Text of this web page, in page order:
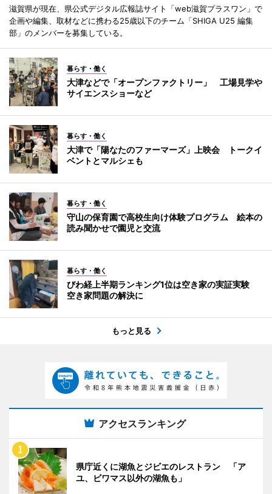
滋賀県が現在、県公式デジタル広報誌サイト「web滋賀プラスワン」で
企画や編集、取材などに携わる25歳以下のチーム「SHIGA U25 編集
部」のメンバーを募集している。
暮らす・働く
大津などで「オープンファクトリー」 工場見学や
サイエンスショーなど
暮らす・働く
大津で「陽なたのファーマーズ」上映会 トークイ
ベントとマルシェも
暮らす・働く
守山の保育園で高校生向け体験プログラム 絵本の
読み聞かせで園児と交流
暮らす・働く
びわ経上半期ランキング1位は空き家の実証実験
空き家問題の解決に
もっと見る
アクセスランキング
県庁近くに湖魚とジビエのレストラン 「ア
ユ、ビワマス以外の湖魚も」